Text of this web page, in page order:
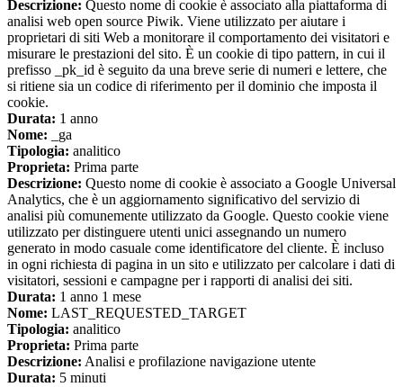
Descrizione: Questo nome di cookie è associato alla piattaforma di
analisi web open source Piwik. Viene utilizzato per aiutare i
proprietari di siti Web a monitorare il comportamento dei visitatori e
misurare le prestazioni del sito. È un cookie di tipo pattern, in cui il
prefisso _pk_id è seguito da una breve serie di numeri e lettere, che
si ritiene sia un codice di riferimento per il dominio che imposta il
cookie.
Durata: 1 anno
Nome: _ga
Tipologia: analitico
Proprieta: Prima parte
Descrizione: Questo nome di cookie è associato a Google Universal
Analytics, che è un aggiornamento significativo del servizio di
analisi più comunemente utilizzato da Google. Questo cookie viene
utilizzato per distinguere utenti unici assegnando un numero
generato in modo casuale come identificatore del cliente. È incluso
in ogni richiesta di pagina in un sito e utilizzato per calcolare i dati di
visitatori, sessioni e campagne per i rapporti di analisi dei siti.
Durata: 1 anno 1 mese
Nome: LAST_REQUESTED_TARGET
Tipologia: analitico
Proprieta: Prima parte
Descrizione: Analisi e profilazione navigazione utente
Durata: 5 minuti